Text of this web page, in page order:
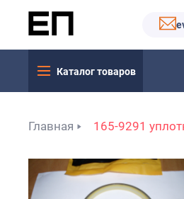
Каталог товаров
Главная 165-9291